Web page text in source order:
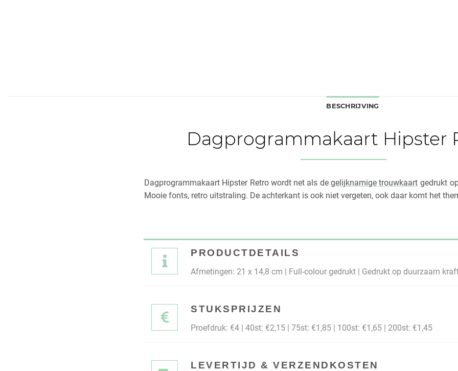
BESCHRIJVING
Dagprogrammakaart Hipster
Dagprogrammakaart Hipster Retro wordt net als de gelijknamige trouwkaart gedrukt
Mooie fonts, retro uitstraling. De achterkant is ook niet vergeten, ook daar komt het
PRODUCTDETAILS
Afmetingen: 21 x 14,8 cm | Full-colour gedrukt | Gedrukt op duurzaam
STUKSPRIJZEN
Proefdruk: €4 | 40st: €2,15 | 75st: €1,85 | 100st: €1,65 | 200st: €1,45
LEVERTIJD & VERZENDKOSTEN